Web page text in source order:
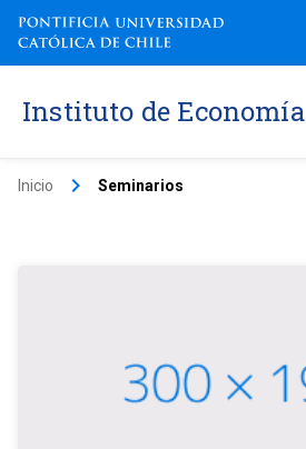
Instituto de Economía
Inicio keyboard_arrow_right Seminarios